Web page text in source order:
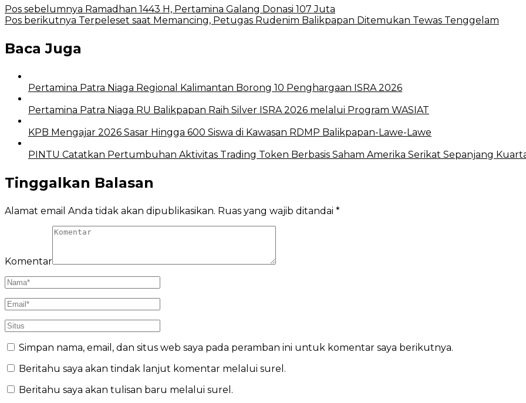
Pos sebelumnya Ramadhan 1443 H, Pertamina Galang Donasi 107 Juta
Pos berikutnya Terpeleset saat Memancing, Petugas Rudenim Balikpapan Ditemukan Tewas Tenggelam
Baca Juga
Pertamina Patra Niaga Regional Kalimantan Borong 10 Penghargaan ISRA 2026
Pertamina Patra Niaga RU Balikpapan Raih Silver ISRA 2026 melalui Program WASIAT
KPB Mengajar 2026 Sasar Hingga 600 Siswa di Kawasan RDMP Balikpapan-Lawe-Lawe
PINTU Catatkan Pertumbuhan Aktivitas Trading Token Berbasis Saham Amerika Serikat Sepanjang
Tinggalkan Balasan
Alamat email Anda tidak akan dipublikasikan. Ruas yang wajib ditandai *
Komentar
Simpan nama, email, dan situs web saya pada peramban ini untuk komentar saya berikutnya.
Beritahu saya akan tindak lanjut komentar melalui surel.
Beritahu saya akan tulisan baru melalui surel.